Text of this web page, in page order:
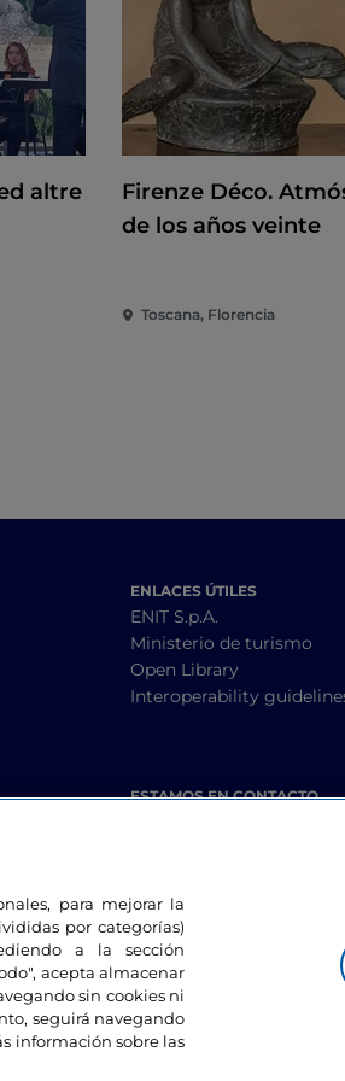
altre
Firenze Déco.
de los años veinte
Toscana, Florencia
ENLACES ÚTILES
ENIT S.p.A.
Ministerio de turismo
Open Library
Interoperability
ESTAMOS EN CONTACTO
para mejorar la
por categorías)
a la sección
acepta almacenar
sin cookies ni
seguirá navegando
información sobre las